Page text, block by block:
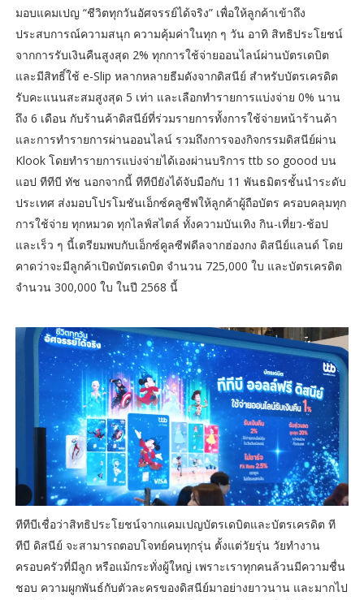
มอบแคมเปญ “ชีวิตทุกวันอัศจรรย์ได้จริง” เพื่อให้ลูกค้าเข้าถึง
ประสบการณ์ความสนุก ความคุ้มค่าในทุก ๆ วัน อาทิ สิทธิประโยชน์
จากการรับเงินคืนสูงสุด 2% ทุกการใช้จ่ายออนไลน์ผ่านบัตรเดบิต
และมีสิทธิ์ใช้ e-Slip หลากหลายธีมดังจากดิสนีย์ สำหรับบัตรเครดิต
รับคะแนนสะสมสูงสุด 5 เท่า และเลือกทำรายการแบ่งจ่าย 0% นาน
ถึง 6 เดือน กับร้านค้าดิสนีย์ที่ร่วมรายการทั้งการใช้จ่ายหน้าร้านค้า
และการทำรายการผ่านออนไลน์ รวมถึงการจองกิจกรรมดิสนีย์ผ่าน
Klook โดยทำรายการแบ่งจ่ายได้เองผ่านบริการ ttb so goood บน
แอป ทีทีบี ทัช นอกจากนี้ ทีทีบียังได้จับมือกับ 11 พันธมิตรชั้นนำระดับ
ประเทศ ส่งมอบโปรโมชันเอ็กซ์คลูซีฟให้ลูกค้าผู้ถือบัตร ครอบคลุมทุก
การใช้จ่าย ทุกหมวด ทุกไลฟ์สไตล์ ทั้งความบันเทิง กิน-เที่ยว-ช้อป
และเร็ว ๆ นี้เตรียมพบกับเอ็กซ์คูลซีฟดีลจากฮ่องกง ดิสนีย์แลนด์ โดย
คาดว่าจะมีลูกค้าเปิดบัตรเดบิต จำนวน 725,000 ใบ และบัตรเครดิต
จำนวน 300,000 ใบ ในปี 2568 นี้
ทีทีบีเชื่อว่าสิทธิประโยชน์จากแคมเปญบัตรเดบิตและบัตรเครดิต ที
ทีบี ดิสนีย์ จะสามารถตอบโจทย์คนทุกรุ่น ตั้งแต่วัยรุ่น วัยทำงาน
ครอบครัวที่มีลูก หรือแม้กระทั่งผู้ใหญ่ เพราะเราทุกคนล้วนมีความชื่น
ชอบ ความผูกพันธ์กับตัวละครของดิสนีย์มาอย่างยาวนาน และมากไป